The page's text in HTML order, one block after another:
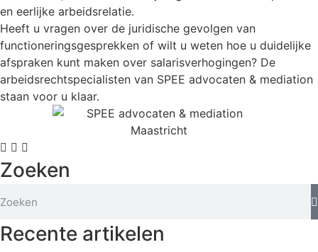
en eerlijke arbeidsrelatie.
Heeft u vragen over de juridische gevolgen van
functioneringsgesprekken of wilt u weten hoe u duidelijke
afspraken kunt maken over salarisverhogingen? De
arbeidsrechtspecialisten van SPEE advocaten & mediation
staan voor u klaar.
Zoeken
Recente artikelen